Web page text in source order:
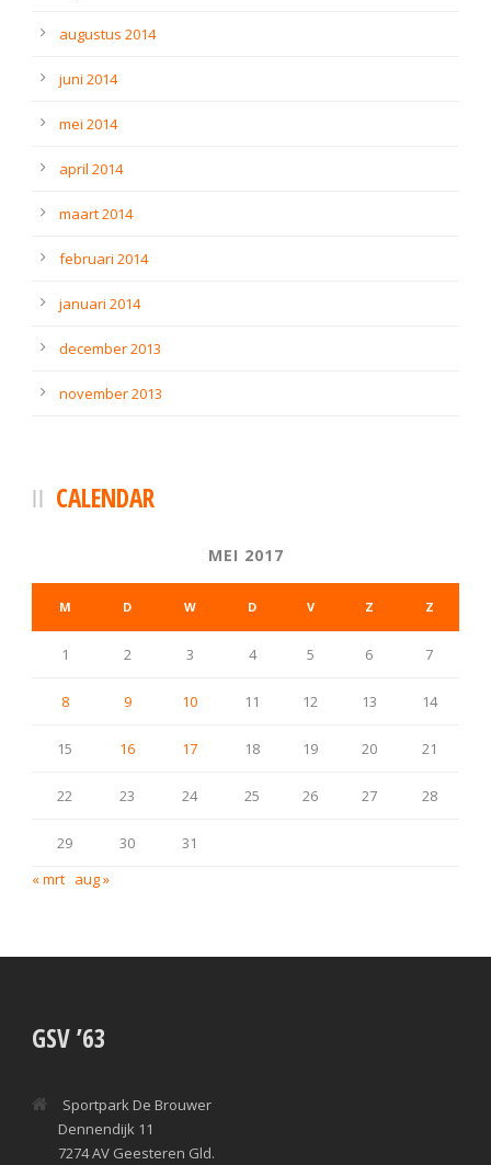
augustus 2014
juni 2014
mei 2014
april 2014
maart 2014
februari 2014
januari 2014
december 2013
november 2013
CALENDAR
MEI 2017
M D W D V Z Z
1 2 3 4 5 6 7
8 9 10 11 12 13 14
15 16 17 18 19 20 21
22 23 24 25 26 27 28
29 30
31
« mrt aug »
GSV ’63
Sportpark De Brouwer
Dennendijk 11
7274 AV Geesteren Gld.